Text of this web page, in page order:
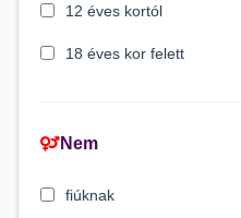
12 éves kortól
18 éves kor felett
3 éves kortól
Nem
fiúknak